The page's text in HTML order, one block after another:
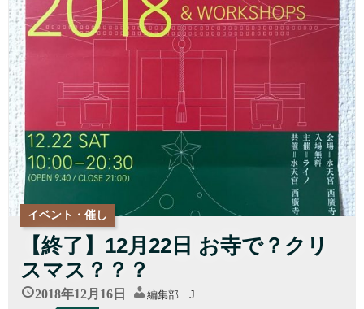
イベント・催し
【終了】12月22日 お寺で？クリ
スマス？？？
2018年12月16日 編集部｜J